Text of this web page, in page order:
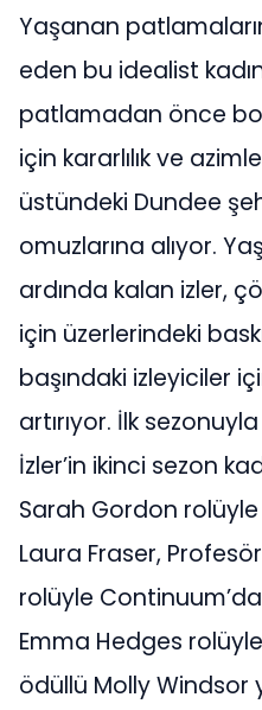
Yaşanan
eden bu idealist
patlamadan önce
için kararlılık ve
üstündeki Dundee
omuzlarına alıyor.
ardında kalan izler,
için üzerlerindeki
başındaki izleyiciler
artırıyor. İlk
İzler’in ikinci sezon
Sarah Gordon rolüyle
Laura Fraser,
rolüyle
Emma Hedges
ödüllü Molly Windsor